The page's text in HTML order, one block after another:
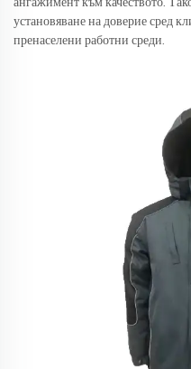
установяване на доверие сред
пренаселени работни среди.